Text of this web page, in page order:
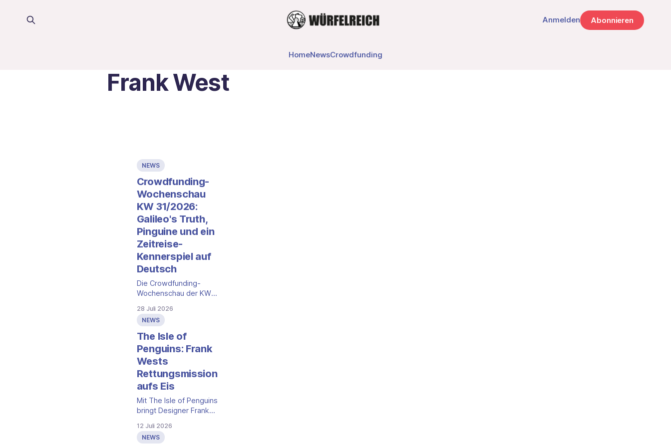
HomeNewsCrowdfunding
Anmelden Abonnieren
Frank West
NEWS
Crowdfunding-
Wochenschau
KW 31/2026:
Galileo's Truth,
Pinguine und ein
Zeitreise-
Kennerspiel auf
Deutsch
Die Crowdfunding-
Wochenschau der KW
Kampagnen vom 21. bis
28. Juli 2026. Zwei
Gamefound-
Schwergewichte gehen
finanziert in ihre letzten
Stunden, ein
Kickstarter-
Familienspiel steuert
der Spieleschmiede ist
ein deutsches
Zeitreise-Kennerspiel
neu gestartet. Die
Auswahl folgt nicht
28 Juli 2026
NEWS
The Isle of
Penguins: Frank
Wests
Rettungsmission
aufs Eis
Mit The Isle of Penguins
bringt Designer Frank
Platzier-Prinzip von der
Katzeninsel in den
12 Juli 2026
NEWS